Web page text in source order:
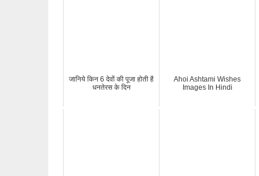
जानिये किन 6 देवों की पूजा होती है
धनतेरस के दिन
Ahoi Ashtami Wishes
Images In Hindi